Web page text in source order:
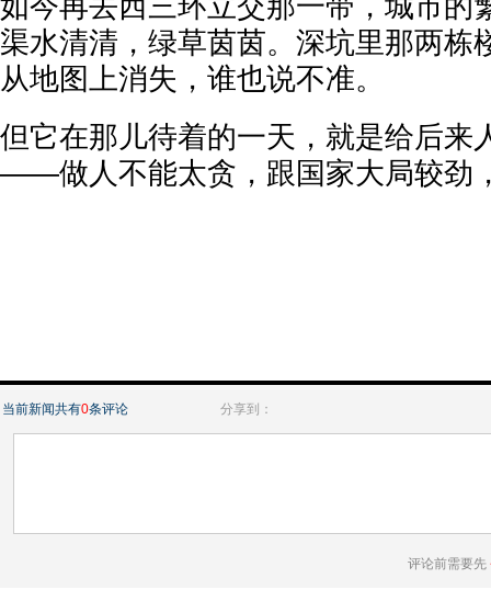
如今再去西三环立交那一带，城市的
渠水清清，绿草茵茵。深坑里那两栋
从地图上消失，谁也说不准。
但它在那儿待着的一天，就是给后来
——做人不能太贪，跟国家大局较劲
当前新闻共有0条评论 分享到：
评论前需要先